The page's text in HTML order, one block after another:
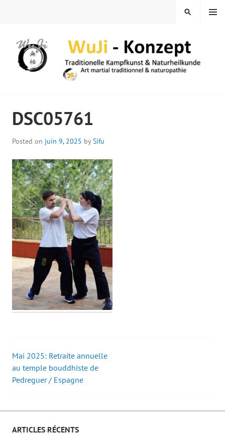
MENU
SEARCH
DSC05761
Posted on juin 9, 2025 bySifu
Post
navigation
Mai 2025: Retraite annuelle
au temple bouddhiste de
Pedreguer / Espagne
ARTICLES RÉCENTS